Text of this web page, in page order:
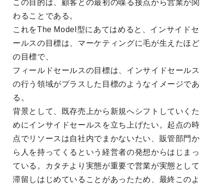
この目的は、顧客との最初の喋る接点から営業が関
わることである。
これをThe Model型にあてはめると、インサイドセ
ールスの目標は、マーケティングに毛が生えたほど
の目標で、
フィールドセールスの目標は、インサイドセールス
の行う領域がプラスした目標のようなイメージであ
る。
背景として、既存売上から新規へシフトしていくた
めにインサイドセールスを立ち上げたい。起点の時
点でリソースは自社内でまかないたい、販管部門か
ら人を持ってくるという経営者の発想からはじまっ
ている。カタチより実態が重要で営業が実態として
滞留しはじめていることがあったため、最終このよ